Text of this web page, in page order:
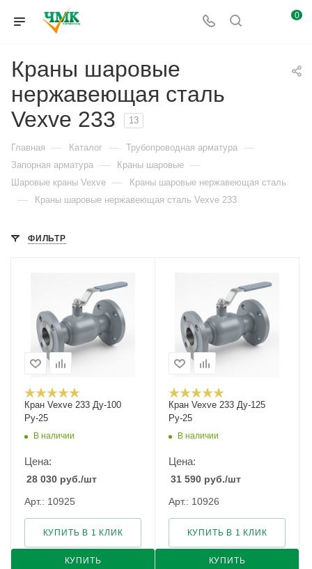
0
Краны шаровые
нержавеющая сталь
Vexve 233
13
Главная — Каталог — Трубопроводная арматура —
Запорная арматура — Краны шаровые —
Шаровые краны Vexve — Краны шаровые нержавеющая сталь
— Краны шаровые нержавеющая сталь Vexve 233
ФИЛЬТР
Кран Vexve 233 Ду-100
Ру-25
В наличии
Цена:
28 030 руб./шт
Арт.: 10925
КУПИТЬ
КУПИТЬ В 1 КЛИК
Кран Vexve 233 Ду-125
Ру-25
В наличии
Цена:
31 590 руб./шт
Арт.: 10926
КУПИТЬ
КУПИТЬ В 1 КЛИК